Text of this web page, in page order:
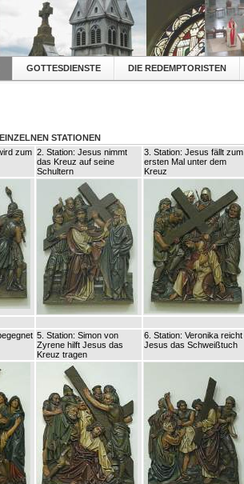
GOTTESDIENSTE DIE REDEMPTORISTEN
STATIONEN
zum 2. Station: Jesus nimmt
das Kreuz auf seine
Schultern
3. Station: Jesus fällt zum
ersten Mal unter dem
Kreuz
5. Station: Simon von
Zyrene hilft Jesus das
Kreuz tragen
6. Station: Veronika reicht
Jesus das Schweißtuch